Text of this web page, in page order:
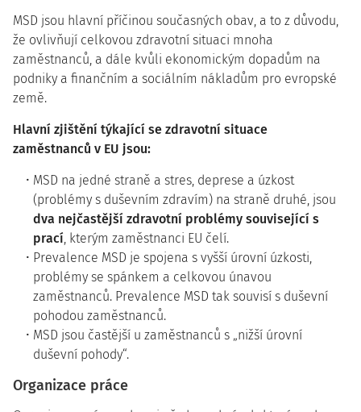
MSD jsou hlavní příčinou současných obav, a to z důvodu,
že ovlivňují celkovou zdravotní situaci mnoha
zaměstnanců, a dále kvůli ekonomickým dopadům na
podniky a finančním a sociálním nákladům pro evropské
země.
Hlavní zjištění týkající se zdravotní situace
zaměstnanců v EU jsou:
MSD na jedné straně a stres, deprese a úzkost
(problémy s duševním zdravím) na straně druhé, jsou
dva nejčastější zdravotní problémy související s
prací, kterým zaměstnanci EU čelí.
Prevalence MSD je spojena s vyšší úrovní úzkosti,
problémy se spánkem a celkovou únavou
zaměstnanců. Prevalence MSD tak souvisí s duševní
pohodou zaměstnanců.
MSD jsou častější u zaměstnanců s „nižší úrovní
duševní pohody“.
Organizace práce